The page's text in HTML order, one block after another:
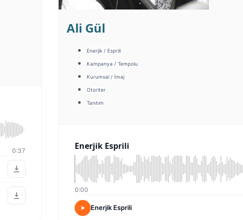
0:37
Ali Gül
Enerjik / Esprili
Kampanya / Tempolu
Kurumsal / İmaj
Otoriter
Tanıtım
Enerjik Esprili
0:00
Enerjik Esprili